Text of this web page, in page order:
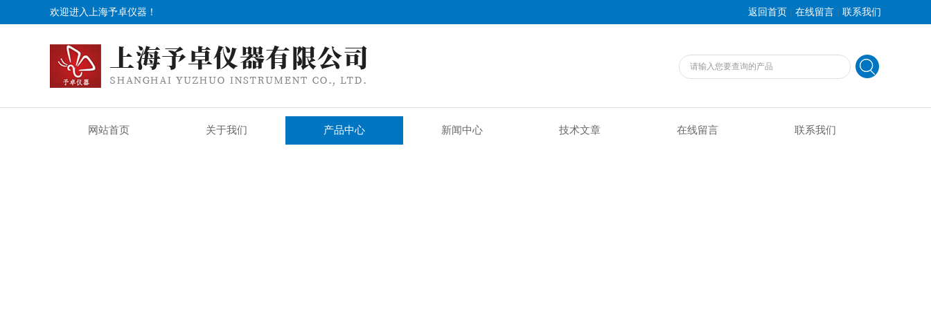
欢迎进入上海予卓仪器！ 返回首页 | 在线留言 | 联系我们
网站首页 关于我们 产品中心 新闻中心 技术文章 在线留言 联系我们